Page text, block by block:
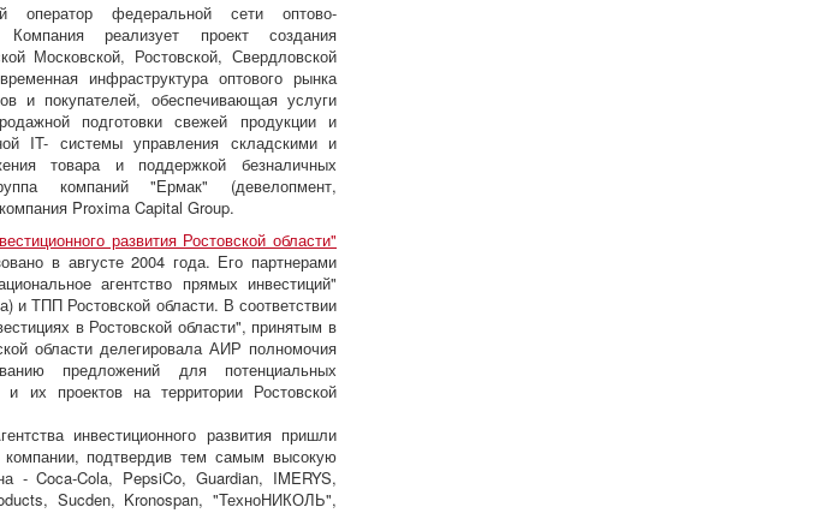
оператор федеральной сети оптово-
реализует проект создания
Московской, Ростовской, Свердловской
инфраструктура оптового рынка
и покупателей, обеспечивающая услуги
подготовки свежей продукции и
IT- системы управления складскими и
товара и поддержкой безналичных
компаний "Ермак" (девелопмент,
Proxima Capital Group.
развития Ростовской области"
в августе 2004 года. Его партнерами
агентство прямых инвестиций"
и ТПП Ростовской области. В соответствии
в Ростовской области", принятым в
области делегировала АИР полномочия
предложений для потенциальных
их проектов на территории Ростовской
инвестиционного развития пришли
компании, подтвердив тем самым высокую
- Coca-Cola, PepsiCo, Guardian, IMERYS,
Sucden, Kronospan, "ТехноНИКОЛЬ",